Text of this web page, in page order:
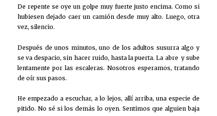
De repente se oye un golpe muy fuerte justo encima. Como si
hubiesen dejado caer un camión desde muy alto. Luego, otra
vez, silencio.
Después de unos minutos, uno de los adultos susurra algo y
se va despacio, sin hacer ruido, hasta la puerta. La abre y sube
lentamente por las escaleras. Nosotros esperamos, tratando
de oír sus pasos.
He empezado a escuchar, a lo lejos, allí arriba, una especie de
pitido. No sé si los demás lo oyen. Sentimos que alguien baja